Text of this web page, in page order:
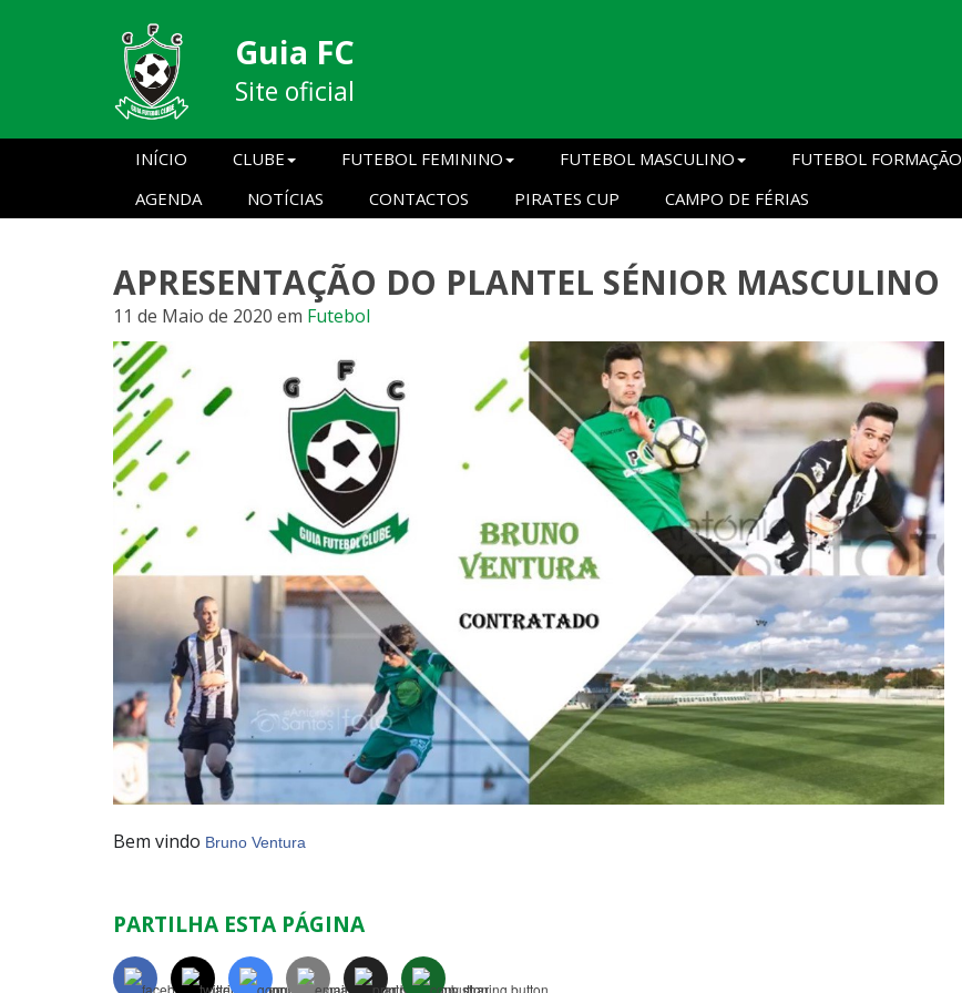
Guia FC
Site oficial
INÍCIO CLUBE FUTEBOL FEMININO FUTEBOL MASCULINO FUTEBOL FORMAÇÃO
AGENDA
NOTÍCIAS CONTACTOS PIRATES CUP CAMPO DE FÉRIAS
APRESENTAÇÃO DO PLANTEL SÉNIOR MASCULINO
11 de Maio de 2020 em Futebol
Bem vindo Bruno Ventura
PARTILHA ESTA PÁGINA